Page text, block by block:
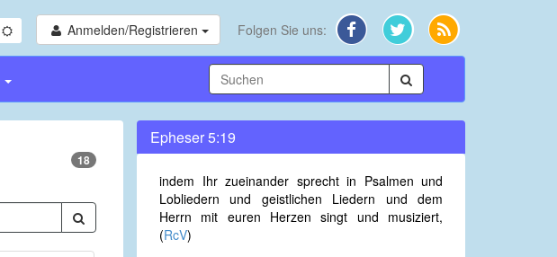
Anmelden/Registrieren Folgen Sie uns:
18
Epheser 5:19
indem Ihr zueinander sprecht in Psalmen und
Lobliedern und geistlichen Liedern und dem
Herrn mit euren Herzen singt und musiziert,
(RcV)